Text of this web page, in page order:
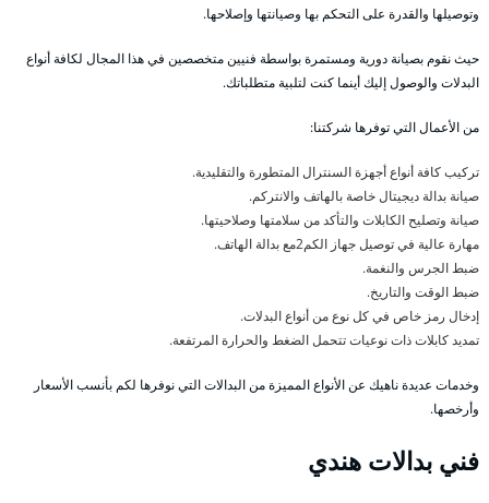
وتوصيلها والقدرة على التحكم بها وصيانتها وإصلاحها.
حيث نقوم بصيانة دورية ومستمرة بواسطة فنيين متخصصين في هذا المجال لكافة أنواع
البدلات والوصول إليك أينما كنت لتلبية متطلباتك.
من الأعمال التي توفرها شركتنا:
تركيب كافة أنواع أجهزة السنترال المتطورة والتقليدية.
صيانة بدالة ديجيتال خاصة بالهاتف والانتركم.
صيانة وتصليح الكابلات والتأكد من سلامتها وصلاحيتها.
مهارة عالية في توصيل جهاز الكم2مع بدالة الهاتف.
ضبط الجرس والنغمة.
ضبط الوقت والتاريخ.
إدخال رمز خاص في كل نوع من أنواع البدلات.
تمديد كابلات ذات نوعيات تتحمل الضغط والحرارة المرتفعة.
وخدمات عديدة ناهيك عن الأنواع المميزة من البدالات التي نوفرها لكم بأنسب الأسعار
وأرخصها.
فني بدالات هندي